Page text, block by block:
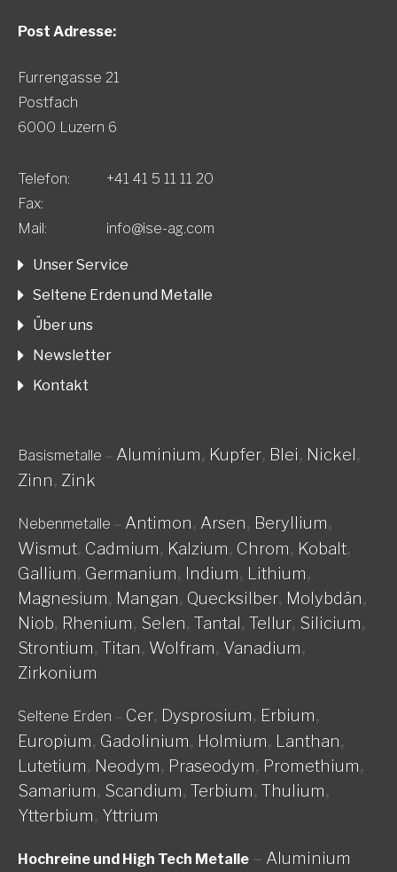
Post Adresse:
Furrengasse 21
Postfach
6000 Luzern 6
Telefon:
+41 41 5 11 11 20
Fax:
Mail:
info@ise-ag.com
Unser Service
Seltene Erden und Metalle
Über uns
Newsletter
Kontakt
Basismetalle – Aluminium, Kupfer, Blei, Nickel,
Zinn, Zink
Nebenmetalle – Antimon, Arsen, Beryllium,
Wismut, Cadmium, Kalzium, Chrom, Kobalt,
Gallium, Germanium, Indium, Lithium,
Magnesium, Mangan, Quecksilber, Molybdän,
Niob, Rhenium, Selen, Tantal, Tellur, Silicium,
Strontium, Titan, Wolfram, Vanadium,
Zirkonium
Seltene Erden – Cer, Dysprosium, Erbium,
Europium, Gadolinium, Holmium, Lanthan,
Lutetium, Neodym, Praseodym, Promethium,
Samarium, Scandium, Terbium, Thulium,
Ytterbium, Yttrium
Hochreine und High Tech Metalle – Aluminium